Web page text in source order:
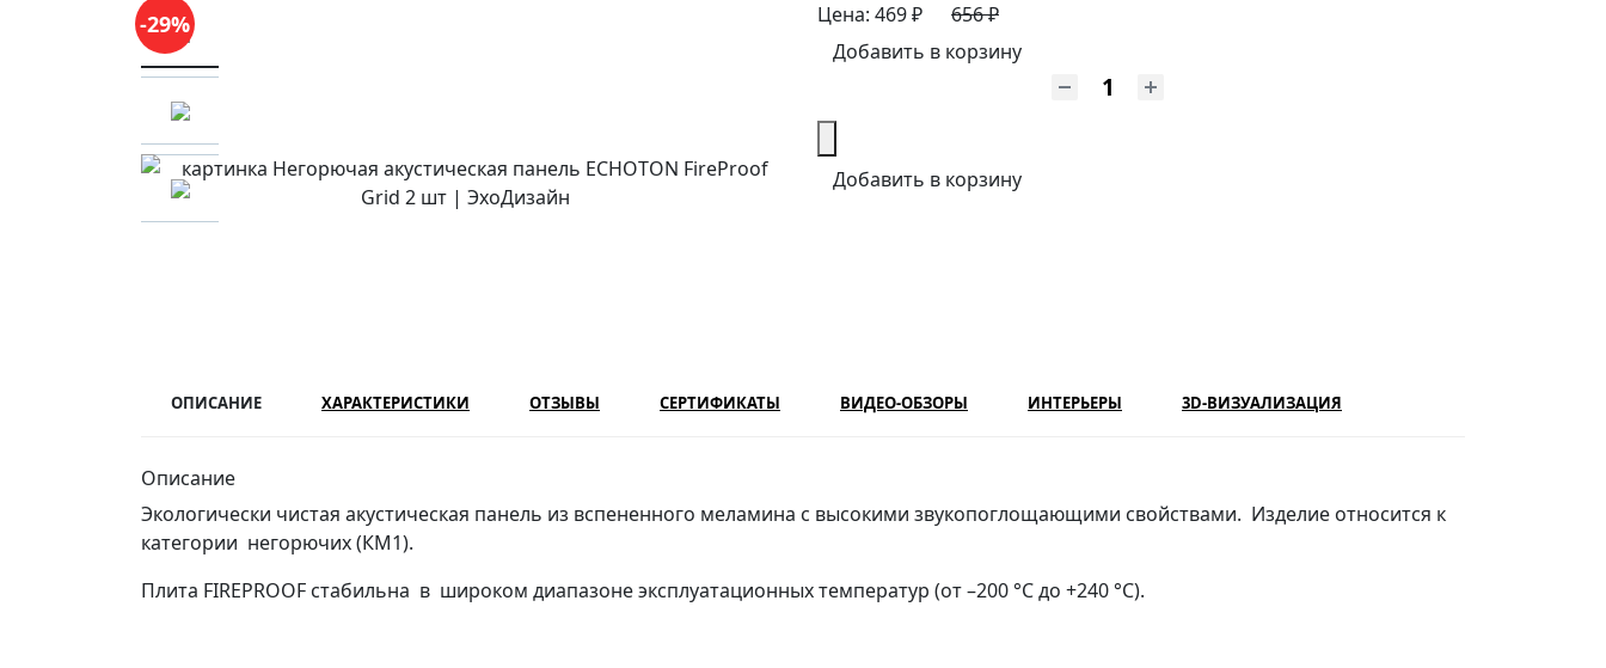
-29%
Цена: 469 ₽
656 ₽
Добавить в корзину
Добавить в корзину
ОПИСАНИЕ ХАРАКТЕРИСТИКИ ОТЗЫВЫ СЕРТИФИКАТЫ ВИДЕО-ОБЗОРЫ ИНТЕРЬЕРЫ 3D-ВИЗУАЛИЗАЦИЯ
Описание
Экологически чистая акустическая панель из вспененного меламина с высокими звукопоглощающими свойствами. Изделие относится к
категории негорючих (КМ1).
Плита FIREPROOF стабильна в широком диапазоне эксплуатационных температур (от –200 °С до +240 °С).